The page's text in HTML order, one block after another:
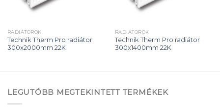
RADIÁTOROK
Technik Therm Pro radiátor
300x2000mm 22K
RADIÁTOROK
Technik Therm Pro radiátor
300x1400mm 22K
LEGUTÓBB MEGTEKINTETT TERMÉKEK